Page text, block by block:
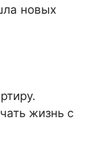
новых
жизнь с